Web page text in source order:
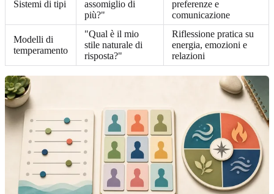
Sistemi di tipi
assomiglio di
più?"
preferenze e
comunicazione
Modelli di
temperamento
"Qual è il mio
stile naturale di
risposta?"
Riflessione pratica su
energia, emozioni e
relazioni